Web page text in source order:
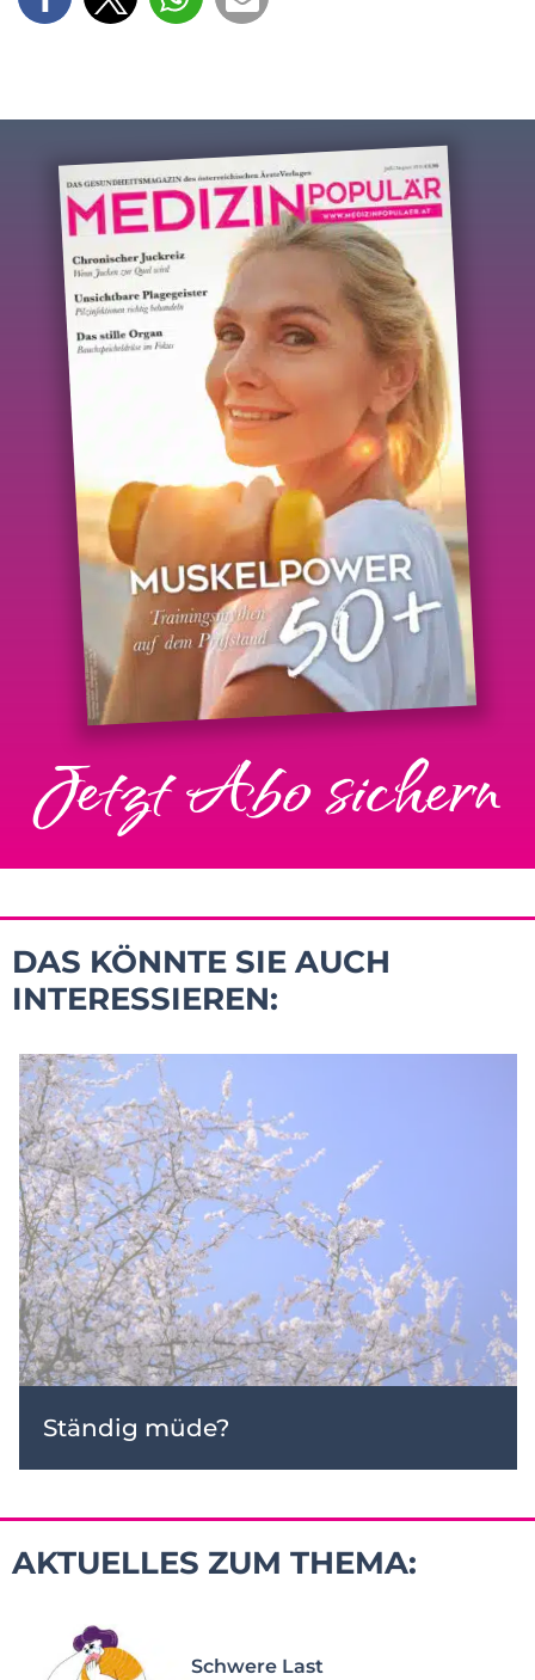
Jetzt Abo sichern
DAS KÖNNTE SIE AUCH
INTERESSIEREN:
Ständig müde?
AKTUELLES ZUM THEMA:
Schwere Last